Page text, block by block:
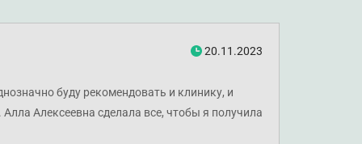
20.11.2023
буду рекомендовать и клинику, и
Алексеевна сделала все, чтобы я получила